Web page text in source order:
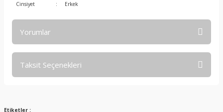
Cinsiyet : Erkek
Yorumlar
Taksit Seçenekleri
Etiketler :